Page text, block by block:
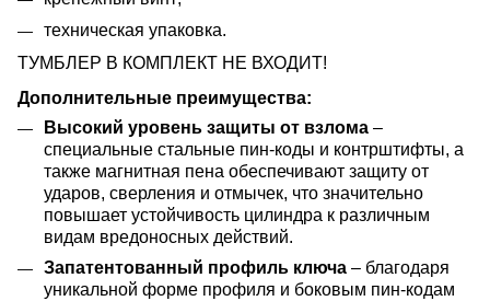
техническая упаковка.
ТУМБЛЕР В КОМПЛЕКТ НЕ ВХОДИТ!
Дополнительные преимущества:
Высокий уровень защиты от взлома –
специальные стальные пин-коды и контрштифты, а
также магнитная пена обеспечивают защиту от
ударов, сверления и отмычек, что значительно
повышает устойчивость цилиндра к различным
видам вредоносных действий.
Запатентованный профиль ключа – благодаря
уникальной форме профиля и боковым пин-кодам